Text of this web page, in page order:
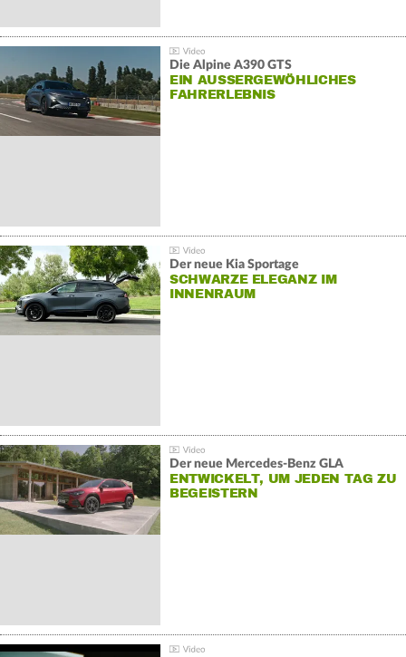
Die Alpine A390 GTS
EIN AUSSERGEWÖHLICHES F
AHRERLEBNIS
Der neue Kia Sportage
SCHWARZE ELEGANZ IM
INNENRAUM
Der neue Mercedes-Benz GLA
ENTWICKELT, UM JEDEN TAG ZU
BEGEISTERN